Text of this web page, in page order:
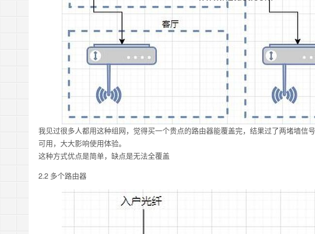
我见过很多人都用这种组网，觉得买一个贵点的路由器能覆盖完，结果过了两堵墙信
可用，大大影响使用体验。
这种方式优点是简单，缺点是无法全覆盖
2.2 多个路由器